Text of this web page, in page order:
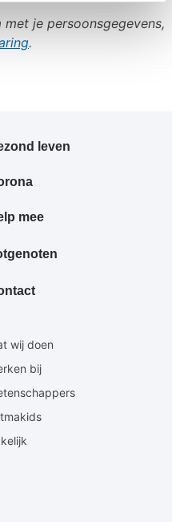
je persoonsgegevens,
.
leven
mee
wij doen
bij